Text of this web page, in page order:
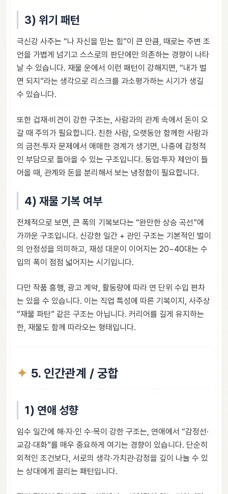
3) 위기 패턴
극신강 사주는 “나 자신을 믿는 힘”이 큰 만큼, 때로는 주변 조
언을 가볍게 넘기고 스스로의 판단에만 의존하는 경향이 나타
날 수 있습니다. 재물 운에서 이런 패턴이 강해지면, “내가 벌
면 되지”라는 생각으로 리스크를 과소평가하는 시기가 생길
수 있습니다.
또한 겁재·비견이 강한 구조는, 사람과의 관계 속에서 돈이 오
갈 때 주의가 필요합니다. 친한 사람, 오랫동안 함께한 사람과
의 금전·투자 문제에서 애매한 경계가 생기면, 나중에 감정적
인 부담으로 돌아올 수 있는 구조입니다. 동업·투자 제안이 들
어올 때, 관계와 돈을 분리해서 보는 냉정함이 필요합니다.
4) 재물 기복 여부
전체적으로 보면, 큰 폭의 기복보다는 “완만한 상승 곡선”에
가까운 구조입니다. 신강한 일간 + 관인 구조는 기본적인 벌이
의 안정성을 의미하고, 재성 대운이 이어지는 20~40대는 수
입의 폭이 점점 넓어지는 시기입니다.
다만 작품 흥행, 광고 계약, 활동량에 따라 연 단위 수입 편차
는 있을 수 있습니다. 이는 직업 특성에 따른 기복이지, 사주상
“재물 파탄” 같은 구조는 아닙니다. 커리어를 길게 유지하는
한, 재물도 함께 따라오는 형태입니다.
5. 인간관계 / 궁합
1) 연애 성향
임수 일간에 해·자·인 수·목이 강한 구조는, 연애에서 “감정선·
교감·대화”를 매우 중요하게 여기는 경향이 있습니다. 단순히
외적인 조건보다, 서로의 생각·가치관·감정을 깊이 나눌 수 있
는 상대에게 끌리는 패턴입니다.